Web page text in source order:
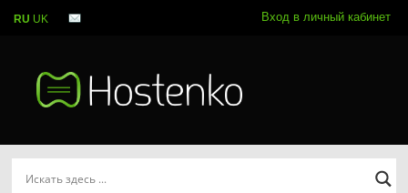
Вход в личный кабинет
RU UK